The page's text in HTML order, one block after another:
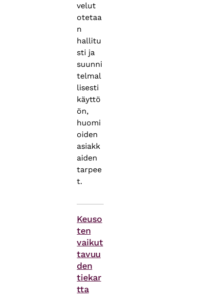
velut
otetaa
n
hallitu
sti ja
suunni
telmal
lisesti
käyttö
ön,
huomi
oiden
asiakk
aiden
tarpee
t.
Keuso
ten
vaikut
tavuu
den
tiekar
tta